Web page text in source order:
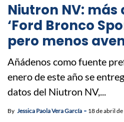
Niutron NV: más
‘Ford Bronco
pero menos
Añádenos como fuente
enero de este año se
datos del Niutron NV,...
By Jessica Paola Vera García 18 de abril